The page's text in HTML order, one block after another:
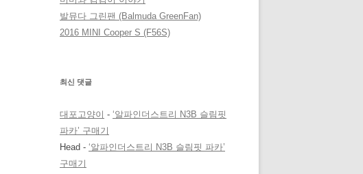
발뮤다 그린팬 (Balmuda GreenFan)
2016 MINI Cooper S (F56S)
최신 댓글
대포고양이 - ‘알파인더스트리 N3B 슬림핏
파카’ 구매기
Head - ‘알파인더스트리 N3B 슬림핏 파카’
구매기